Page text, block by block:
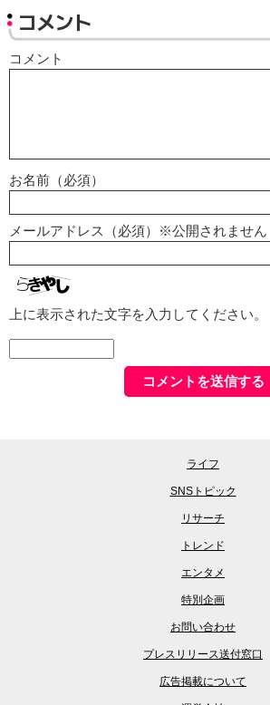
コメント
コメント
お名前（必須）
メールアドレス（必須）※公開されません
上に表示された文字を入力してください。
ライフ
SNSトピック
リサーチ
トレンド
エンタメ
特別企画
お問い合わせ
プレスリリース送付窓口
広告掲載について